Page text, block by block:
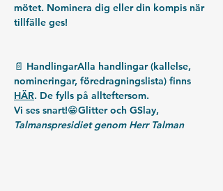
mötet. Nominera dig eller din kompis när
tillfälle ges!
📄 HandlingarAlla handlingar (kallelse,
nomineringar, föredragningslista) finns
HÄR. De fylls på allteftersom.
Vi ses snart!😁Glitter och GSlay,
Talmanspresidiet genom Herr Talman